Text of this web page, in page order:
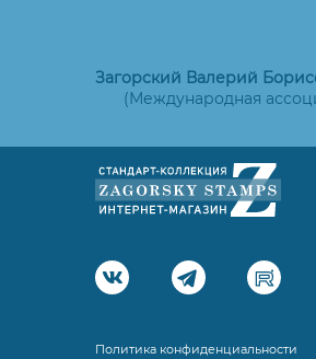
Загорский Валерий
(Международная
Политика конфиденциальности